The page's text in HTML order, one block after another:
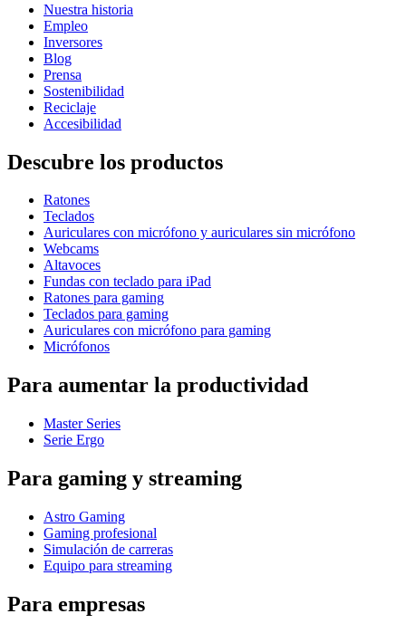
Nuestra historia
Empleo
Inversores
Blog
Prensa
Sostenibilidad
Reciclaje
Accesibilidad
Descubre los productos
Ratones
Teclados
Auriculares con micrófono y auriculares sin micrófono
Webcams
Altavoces
Fundas con teclado para iPad
Ratones para gaming
Teclados para gaming
Auriculares con micrófono para gaming
Micrófonos
Para aumentar la productividad
Master Series
Serie Ergo
Para gaming y streaming
Astro Gaming
Gaming profesional
Simulación de carreras
Equipo para streaming
Para empresas